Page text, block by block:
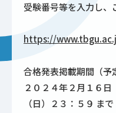
受験番号等を入力し、
https://
合格発表掲載期間（予
２０２４年２月１６
（日）２３：５９ まで